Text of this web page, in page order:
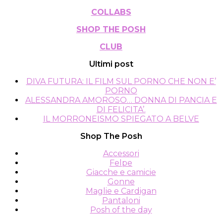
COLLABS
SHOP THE POSH
CLUB
Ultimi post
DIVA FUTURA: IL FILM SUL PORNO CHE NON E’
PORNO
ALESSANDRA AMOROSO… DONNA DI PANCIA E
DI FELICITA’.
IL MORRONEISMO SPIEGATO A BELVE
Shop The Posh
Accessori
Felpe
Giacche e camicie
Gonne
Maglie e Cardigan
Pantaloni
Posh of the day